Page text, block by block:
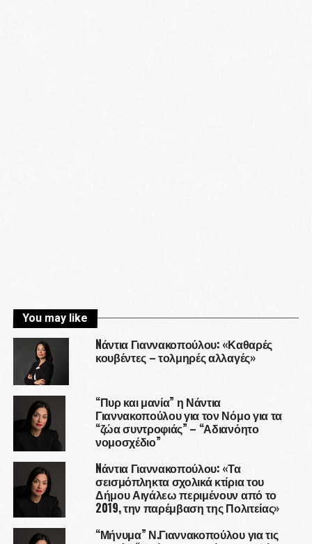
You may like
Nάντια Γιαννακοπούλου: «Καθαρές
κουβέντες – τολμηρές αλλαγές»
“Πυρ και μανία” η Νάντια
Γιαννακοπούλου για τον Νόμο για τα
“ζώα συντροφιάς” – “Αδιανόητο
νομοσχέδιο”
Nάντια Γιαννακοπούλου: «Τα
σεισμόπληκτα σχολικά κτίρια του
Δήμου Αιγάλεω περιμένουν από το
2019, την παρέμβαση της Πολιτείας»
“Μήνυμα” Ν.Γιαννακοπούλου για τις